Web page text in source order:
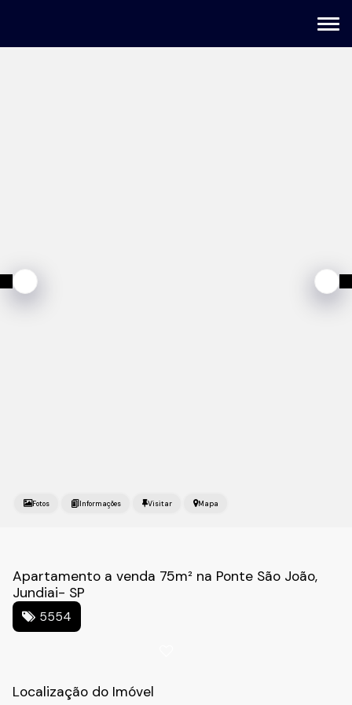
Fotos Mapa
Apartamento a venda 75m² na Ponte São João,
Jundiai- SP
5554
Localização do Imóvel